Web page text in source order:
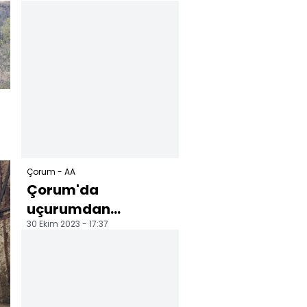
Çorum - AA
Çorum'da
uçurumdan
yuvarlanan
30 Ekim 2023 - 17:37